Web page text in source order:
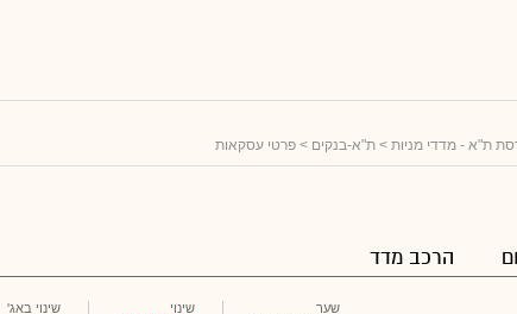
ת"א - מדדי מניות > ת"א-בנקים > פרטי עסקאות
הרכב מדד
שער שינוי שינוי באג'